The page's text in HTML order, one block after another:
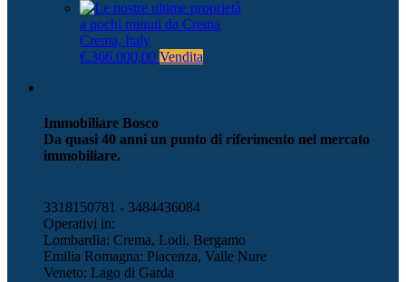
a pochi minuti da Crema
Crema, Italy
€.366.000,00 Vendita
Immobiliare Bosco
Da quasi 40 anni un punto di riferimento nel mercato
immobiliare.
3318150781 - 3484436084
Operativi in:
Lombardia: Crema, Lodi, Bergamo
Emilia Romagna: Piacenza, Valle Nure
Veneto: Lago di Garda